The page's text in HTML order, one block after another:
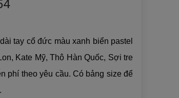
tay cổ đức màu xanh biển pastel
Kate Mỹ, Thô Hàn Quốc, Sợi tre
phí theo yêu cầu. Có bảng size để